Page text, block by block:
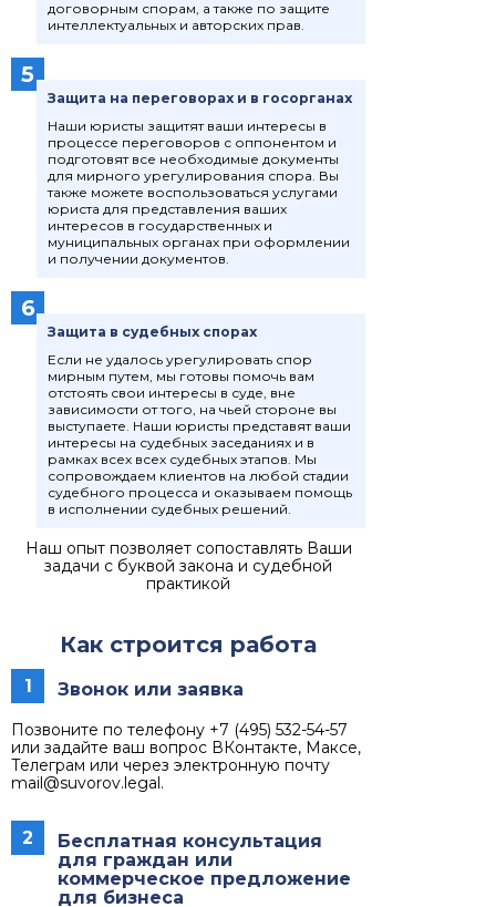
договорным спорам, а также по защите
интеллектуальных и авторских прав.
5
Защита на переговорах и в госорганах
Наши юристы защитят ваши интересы в
процессе переговоров с оппонентом и
подготовят все необходимые документы
для мирного урегулирования спора. Вы
также можете воспользоваться услугами
юриста для представления ваших
интересов в государственных и
муниципальных органах при оформлении
и получении документов.
6
Защита в судебных спорах
Если не удалось урегулировать спор
мирным путем, мы готовы помочь вам
отстоять свои интересы в суде, вне
зависимости от того, на чьей стороне вы
выступаете. Наши юристы представят ваши
интересы на судебных заседаниях и в
рамках всех всех судебных этапов. Мы
сопровождаем клиентов на любой стадии
судебного процесса и оказываем помощь
в исполнении судебных решений.
Наш опыт позволяет сопоставлять Ваши
задачи с буквой закона и судебной
практикой
Как строится работа
1 Звонок или заявка
Позвоните по телефону +7 (495) 532-54-57
или задайте ваш вопрос ВКонтакте, Максе,
Телеграм или через электронную почту
mail@suvorov.legal.
2
Бесплатная консультация
для граждан или
коммерческое предложение
для бизнеса